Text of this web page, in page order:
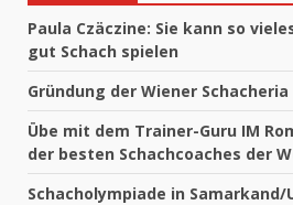
Paula Czäczine: Sie kann so
gut Schach spielen
Gründung der Wiener Schacheria
Übe mit dem Trainer-Guru IM
der besten Schachcoaches der
Schacholympiade in Samarkand/